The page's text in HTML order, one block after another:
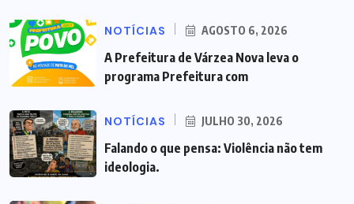
NOTÍCIAS AGOSTO 6, 2026
A Prefeitura de Várzea Nova leva o
programa Prefeitura com
NOTÍCIAS JULHO 30, 2026
Falando o que pensa: Violência não tem
ideologia.